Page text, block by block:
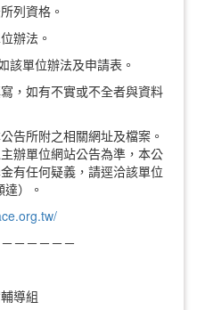
列資格。
辦法。
該單位辦法及申請表。
，如有不實或不全者與資料
告所附之相關網址及檔案。
辦單位網站公告為準，本公
有任何疑義，請逕洽該單位
）。
－－－－－
導組